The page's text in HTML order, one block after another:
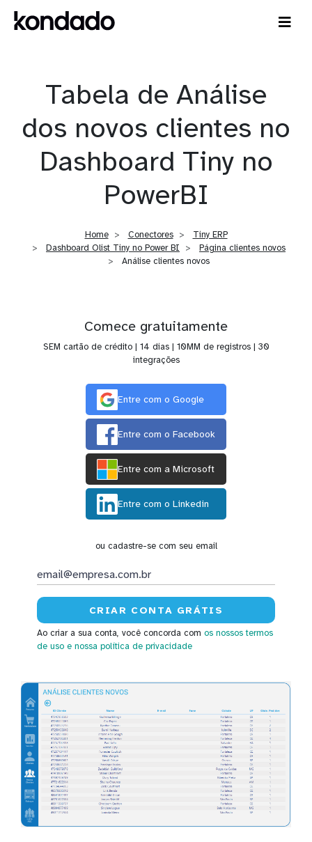
Tabela de Análise
dos novos clientes no
Dashboard Tiny no
PowerBI
Home Conectores
Tiny ERP
Dashboard Olist Tiny no Power BI
Página clientes novos
Análise clientes novos
Comece gratuitamente
SEM cartão de crédito | 14 dias | 10MM de registros | 30
integrações
Entre com o Google
Entre com o Facebook
Entre com a Microsoft
Entre com o Linkedin
ou cadastre-se com seu email
Ao criar a sua conta, você concorda com os nossos termos
de uso e nossa política de privacidade